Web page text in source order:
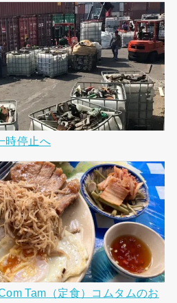
時停止へ
Tam（定食）コムタムのお